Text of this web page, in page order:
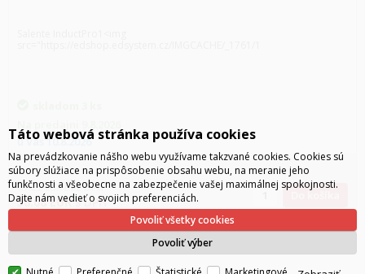
u Vás 10.8.2026
47.22EUR bez DPH
58.08EUR s DPH Do košíka
Táto webová stránka používa cookies
Na prevádzkovanie nášho webu využívame takzvané cookies. Cookies sú
súbory slúžiace na prispôsobenie obsahu webu, na meranie jeho
funkčnosti a všeobecne na zabezpečenie vašej maximálnej spokojnosti.
Dajte nám vedieť o svojich preferenciách.
Povoliť výber
Povoliť všetky cookies